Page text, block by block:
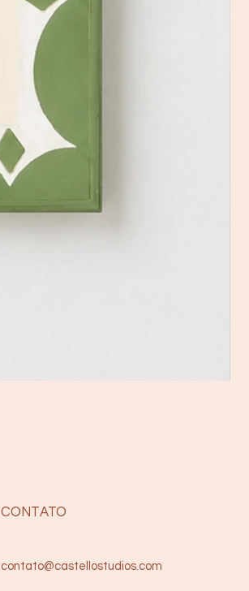
CONTATO
contato@castellostudios.com